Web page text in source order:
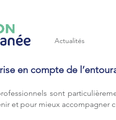
Actualités
en compte de
sont
et pour mieux accompagner